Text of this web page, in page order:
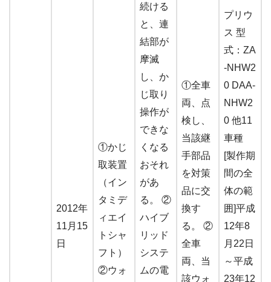
2012年
11月15
日
①かじ
取装置
（イン
タミデ
ィエイ
トシャ
フト）
②ウォ
続ける
と、連
結部が
摩滅
し、か
じ取り
操作が
できな
くなる
おそれ
があ
る。 ②
ハイブ
リッド
システ
ムの電
①全車
両、点
検し、
当該継
手部品
を対策
品に交
換す
る。 ②
全車
両、当
該ウォ
プリウ
ス 型
式：ZA
-NHW2
0 DAA-
NHW2
0 他11
車種
[製作期
間の全
体の範
囲]平成
12年8
月22日
～平成
23年12